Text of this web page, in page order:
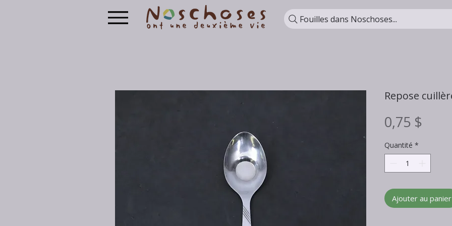
Fouilles dans Noschoses...
Repose
0,75 $
Quantité *
Ajouter au panier